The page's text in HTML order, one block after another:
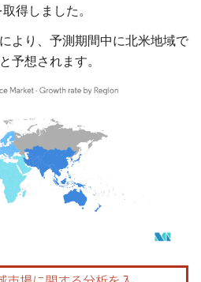
得しました。
より、予測期間中に北米地域で
予想されます。
にはCC BY 4.0の表示が必要です。